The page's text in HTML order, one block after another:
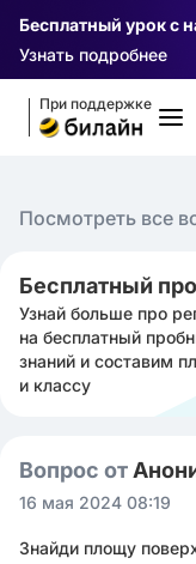
Бесплатный урок с
Узнать подробнее
При поддержке
Посмотреть все
Бесплатный
Узнай больше про
на бесплатный
знаний и составим
и классу
Вопрос от
16 мая 2024 08:19
Знайди площу